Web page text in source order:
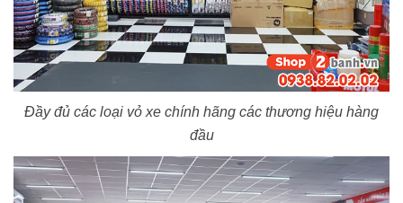
Đầy đủ các loại vỏ xe chính hãng các thương hiệu hàng
đầu